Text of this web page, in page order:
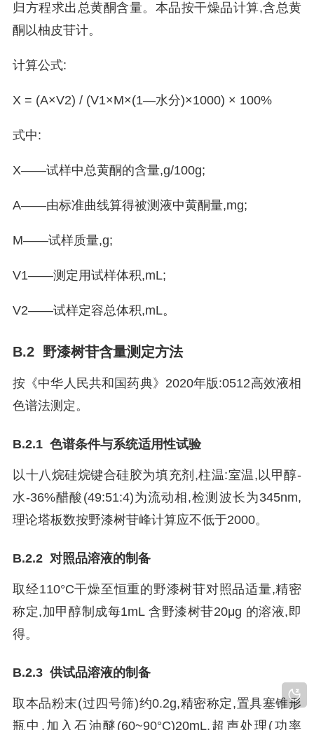
归方程求出总黄酮含量。本品按干燥品计算,含总黄
酮以柚皮苷计。
计算公式:
X = (A×V2) / (V1×M×(1—水分)×1000) × 100%
式中:
X——试样中总黄酮的含量,g/100g;
A——由标准曲线算得被测液中黄酮量,mg;
M——试样质量,g;
V1——测定用试样体积,mL;
V2——试样定容总体积,mL。
B.2 野漆树苷含量测定方法
按《中华人民共和国药典》2020年版:0512高效液相
色谱法测定。
B.2.1 色谱条件与系统适用性试验
以十八烷硅烷键合硅胶为填充剂,柱温:室温,以甲醇-
水-36%醋酸(49:51:4)为流动相,检测波长为345nm,
理论塔板数按野漆树苷峰计算应不低于2000。
B.2.2 对照品溶液的制备
取经110°C干燥至恒重的野漆树苷对照品适量,精密
称定,加甲醇制成每1mL 含野漆树苷20μg 的溶液,即
得。
B.2.3 供试品溶液的制备
取本品粉末(过四号筛)约0.2g,精密称定,置具塞锥形
瓶中,加入石油醚(60~90°C)20mL,超声处理(功率